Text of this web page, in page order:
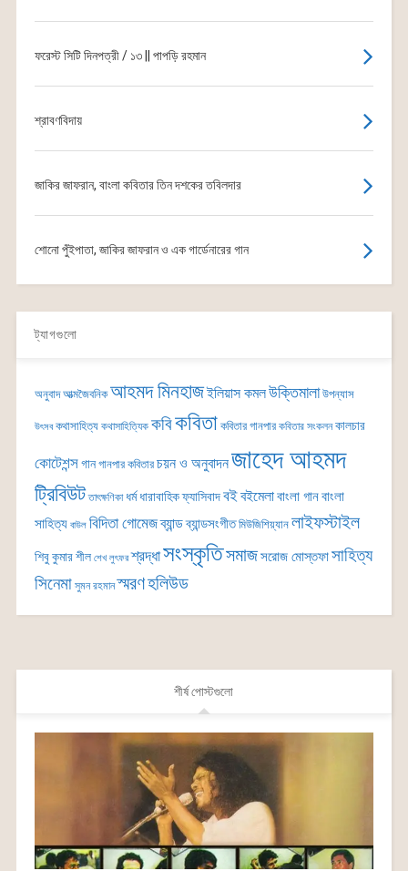
ফরেস্ট সিটি দিনপত্রী / ১৩ || পাপড়ি রহমান
শ্রাবণবিদায়
জাকির জাফরান, বাংলা কবিতার তিন দশকের তবিলদার
শোনো পুঁইপাতা, জাকির জাফরান ও এক গার্ডেনারের গান
ট্যাগগুলো
অনুবাদ আত্মজৈবনিক আহমদ মিনহাজইলিয়াস কমলউক্তিমালা উপন্যাস
উৎসব কথাসাহিত্য কথাসাহিত্যিক কবিকবিতা কবিতার গানপার কবিতার সংকলন কালচার
কোটেশন্সগান গানপার কবিতার চয়ন ও অনুবাদনজাহেদ আহমদ
ট্রিবিউট তাৎক্ষণিকা ধর্ম ধারাবাহিকফ্যাসিবাদবইবইমেলাবাংলা গানবাংলা
সাহিত্য বাউল বিদিতা গোমেজব্যান্ডব্যান্ডসংগীত মিউজিশিয়্যান লাইফস্টাইল
শিবু কুমার শীল শেখ লুৎফর শ্রদ্ধাসংস্কৃতিসমাজসরোজ মোস্তফাসাহিত্য
সিনেমা সুমন রহমান স্মরণহলিউড
শীর্ষ পোস্টগুলো